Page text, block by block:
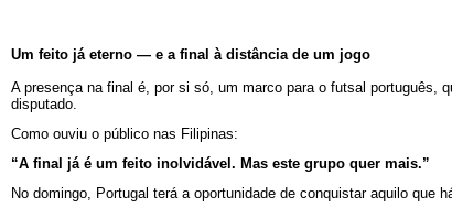
Um feito já eterno — e a final à distância de um jogo
A presença na final é, por si só, um marco para o futsal português,
disputado.
Como ouviu o público nas Filipinas:
“A final já é um feito inolvidável. Mas este grupo quer mais.”
No domingo, Portugal terá a oportunidade de conquistar aquilo que